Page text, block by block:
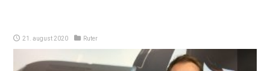
21. august 2020 Ruter